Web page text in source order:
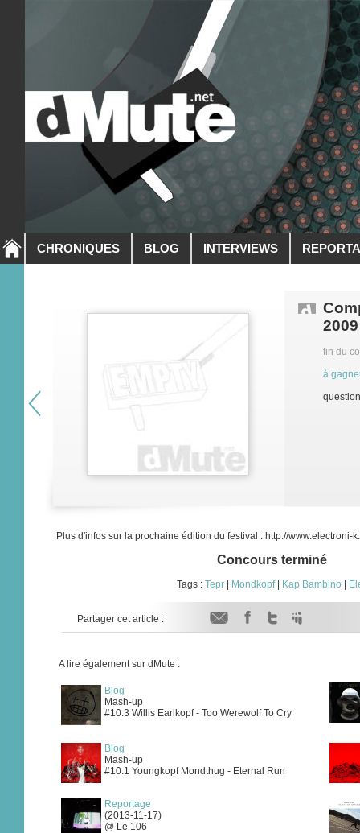
CHRONIQUES BLOG INTERVIEWS
2009
fin du
à
Plus d'infos sur la prochaine édition du festival : http://www.electroni-
Concours terminé
Tags : Tepr| Mondkopf| Kap Bambino
Partager cet article :
A lire également sur dMute :
Blog
Mash-up
#10.3 Willis Earlkopf - Too Werewolf To Cry
Blog
Mash-up
#10.1 Youngkopf Mondthug - Eternal Run
Reportage
(2013-11-17)
@ Le 106